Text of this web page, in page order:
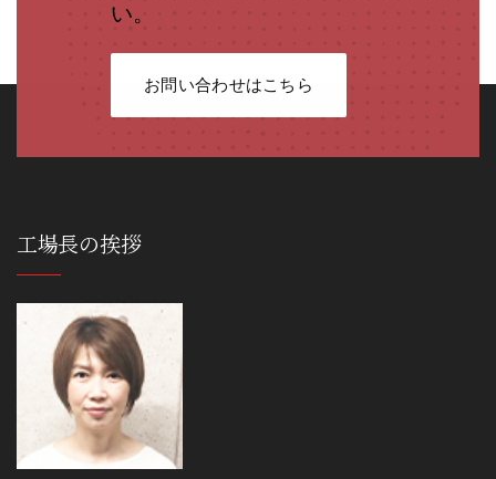
い。
お問い合わせはこちら
工場長の挨拶